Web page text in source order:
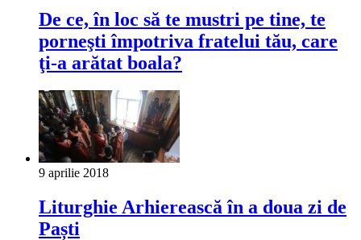
De ce, în loc să te mustri pe tine, te
porneşti împotriva fratelui tău, care
ţi-a arătat boala?
9 aprilie 2018
Liturghie Arhierească în a doua zi de
Paști